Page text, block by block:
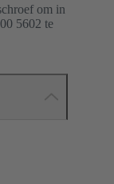
om in
5602 te